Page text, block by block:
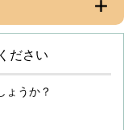
ださい
ょうか？